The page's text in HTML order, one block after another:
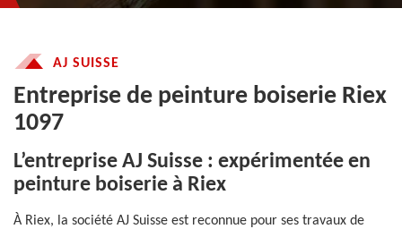
AJ SUISSE
Entreprise de peinture boiserie Riex
1097
L’entreprise AJ Suisse : expérimentée en
peinture boiserie à Riex
À Riex, la société AJ Suisse est reconnue pour ses travaux de